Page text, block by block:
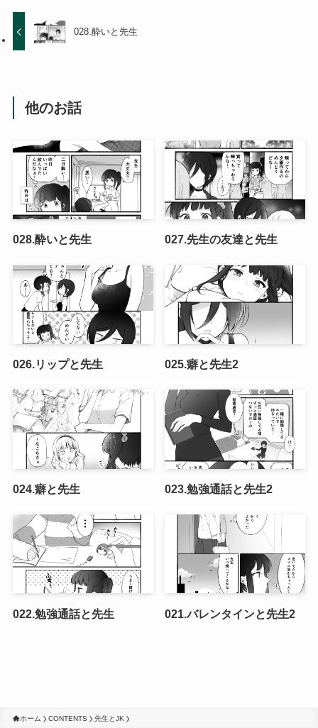
028.酔いと先生
他のお話
028.酔いと先生 027.先生の友達と先生
026.リップと先生 025.癖と先生2
024.癖と先生 023.勉強通話と先生2
022.勉強通話と先生 021.バレンタインと先生2
ホーム CONTENTS 先生とJK